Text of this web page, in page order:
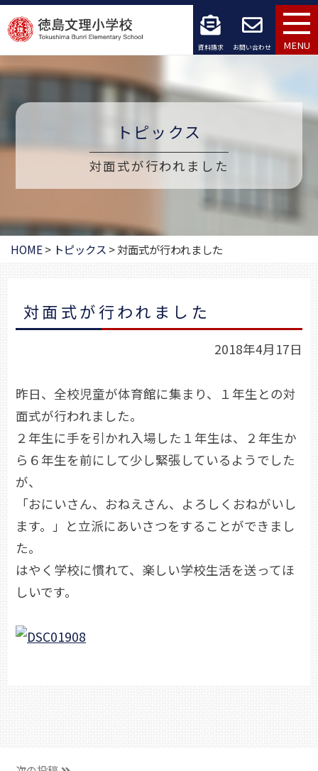
コ
ン
テ
へ
ッ
プ
資料請求 お問い合わせ MENU
トピックス
対面式が行われました
HOME> トピックス >対面式が行われました
対面式が行われました
2018年4月17日
昨日、全校児童が体育館に集まり、１年生との対
面式が行われました。
２年生に手を引かれ入場した１年生は、２年生か
ら６年生を前にして少し緊張しているようでした
が、
「おにいさん、おねえさん、よろしくおねがいし
ます。」と立派にあいさつをすることができまし
た。
はやく学校に慣れて、楽しい学校生活を送ってほ
しいです。